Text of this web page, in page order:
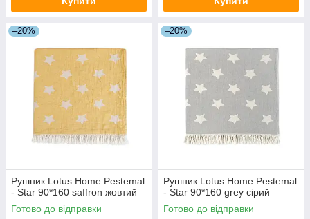
–20%
Рушник Lotus Home Pestemal
- Star 90*160 saffron жовтий
Готово до відправки
–20%
Рушник Lotus Home Pestemal
- Star 90*160 grey сірий
Готово до відправки